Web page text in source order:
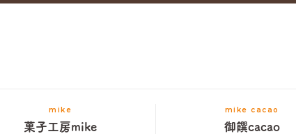
mike
菓子工房mike
mike cacao
御饌cacao